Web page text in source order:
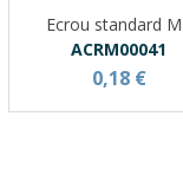
Ecrou standard
ACRM00041
0,18 €